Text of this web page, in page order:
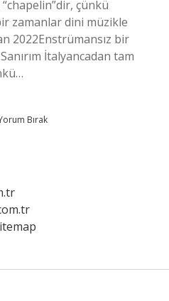
çünkü
zamanlar dini müzikle
2022Enstrümansız bir
İtalyancadan tam
Bırak